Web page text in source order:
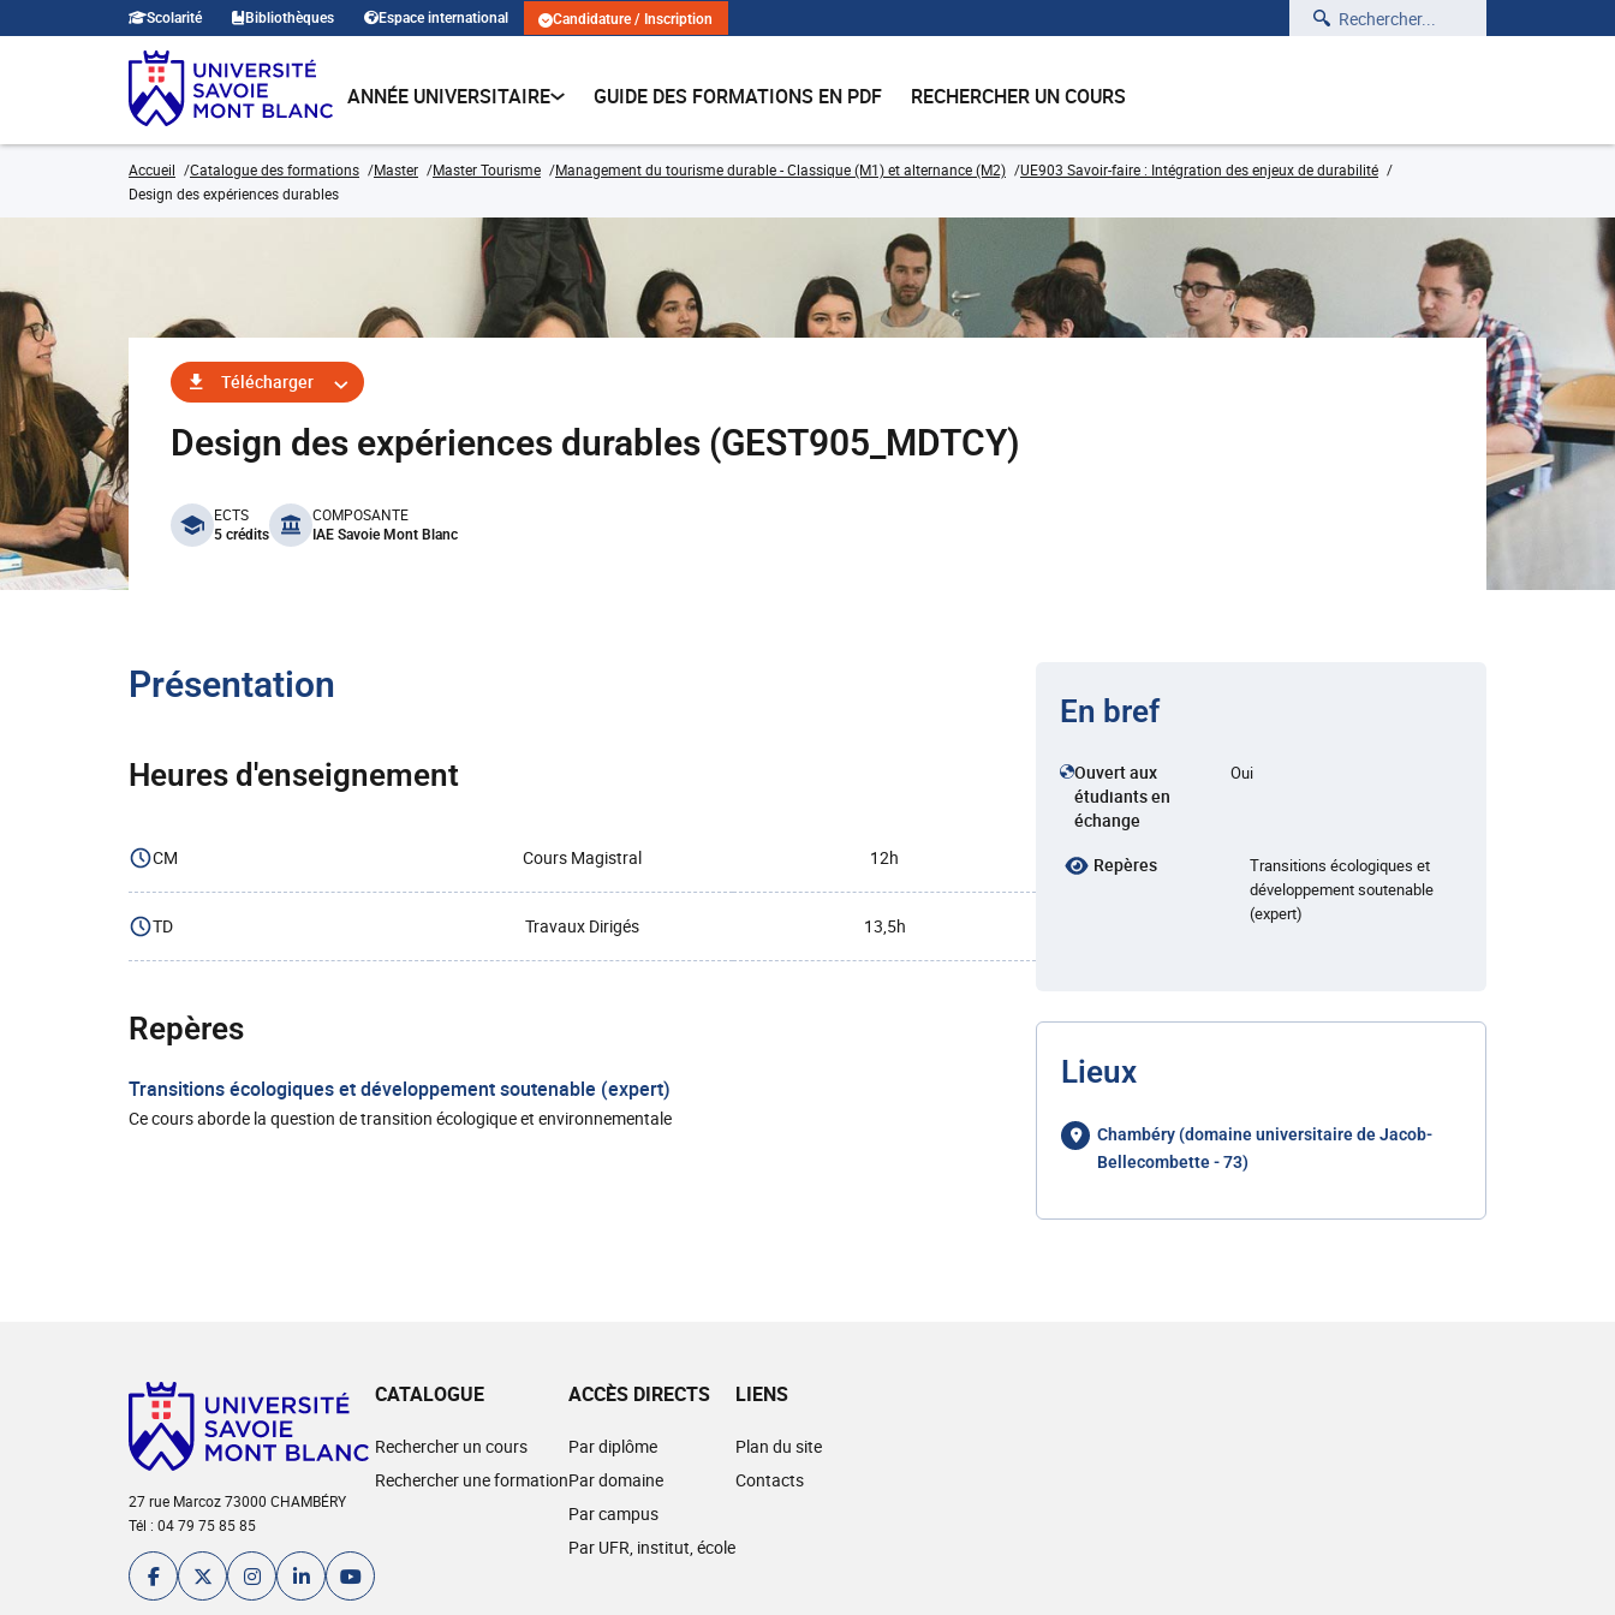
Scolarité Bibliothèques Espace international Candidature / Inscription Rechercher
ANNÉE UNIVERSITAIRE GUIDE DES FORMATIONS EN PDF RECHERCHER UN COURS
Accueil Catalogue des formations Master Master Tourisme Management du tourisme durable - Classique (M1) et alternance (M2)
UE903 Savoir-faire : Intégration des enjeux de durabilité
Design des expériences durables
Télécharger
Design des expériences durables (GEST905_MDTCY)
benefits
ECTS
5 crédits
COMPOSANTE
IAE Savoie Mont Blanc
Présentation
Heures d'enseignement
CM Cours Magistral 12h
TD Travaux Dirigés 13,5h
Repères
Transitions écologiques et développement soutenable (expert)
Ce cours aborde la question de transition écologique et environnementale
En bref
Ouvert aux
étudiants en
échange
Oui
Repères
Transitions écologiques et
développement soutenable
(expert)
Lieux
Chambéry (domaine universitaire de Jacob-
Bellecombette - 73)
27 rue Marcoz 73000 CHAMBÉRY
Tél : 04 79 75 85 85
CATALOGUE
Rechercher un cours
Rechercher une formation
ACCÈS DIRECTS
Par diplôme
Par domaine
Par campus
Par UFR, institut, école
LIENS
Plan du site
Contacts